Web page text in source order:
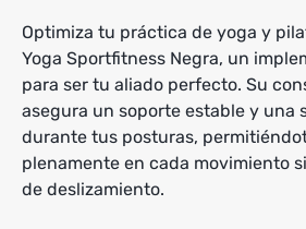
Optimiza tu práctica de yoga y
Yoga Sportfitness Negra, un
para ser tu aliado perfecto. Su
asegura un soporte estable y una
durante tus posturas,
plenamente en cada movimiento
de deslizamiento.